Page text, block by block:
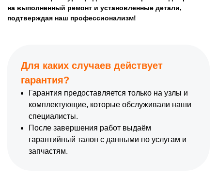
на выполненный ремонт и установленные детали,
подтверждая наш профессионализм!
Для каких случаев действует
гарантия?
Гарантия предоставляется только на узлы и
комплектующие, которые обслуживали наши
специалисты.
После завершения работ выдаём
гарантийный талон с данными по услугам и
запчастям.